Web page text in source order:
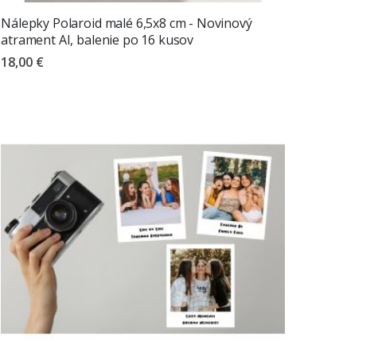
Nálepky Polaroid malé 6,5x8 cm - Novinový
atrament AI, balenie po 16 kusov
18,00 €